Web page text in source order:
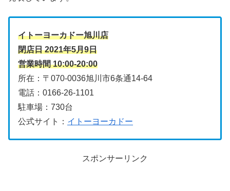
イトーヨーカドー旭川店
閉店日 2021年5月9日
営業時間 10:00-20:00
所在：〒070-0036旭川市6条通14-64
電話：0166-26-1101
駐車場：730台
公式サイト： イトーヨーカドー
スポンサーリンク